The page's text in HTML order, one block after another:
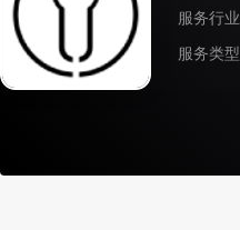
服务行业
服务类型